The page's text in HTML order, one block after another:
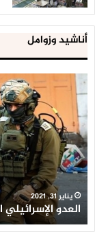
أناشيد وزوامل
العدو
الإسرائيلي
اعتقل
543
طفلا
فلسطينيا
خلال
2020
يناير 31, 2021
العدو الإسرائيلي اعتقل 543 طفلا